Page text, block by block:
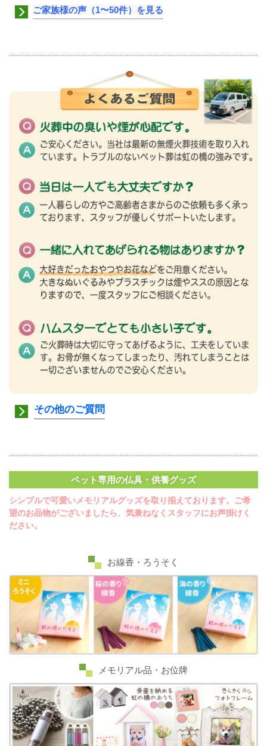
ご家族様の声（1〜50件）を見る
その他のご質問
ペット専用の仏具・供養グッズ
シンプルで可愛いメモリアルグッズを取り揃えております。ご希
望のお品物がございましたら、気兼ねなくスタッフにお声掛けく
ださい。
お線香・ろうそく
メモリアル品・お位牌